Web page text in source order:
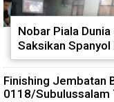
Nobar Piala
Saksikan
Finishing Jembatan
0118/Subulussalam